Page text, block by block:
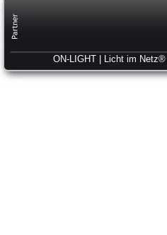
ON-LIGHT | Licht im Netz®